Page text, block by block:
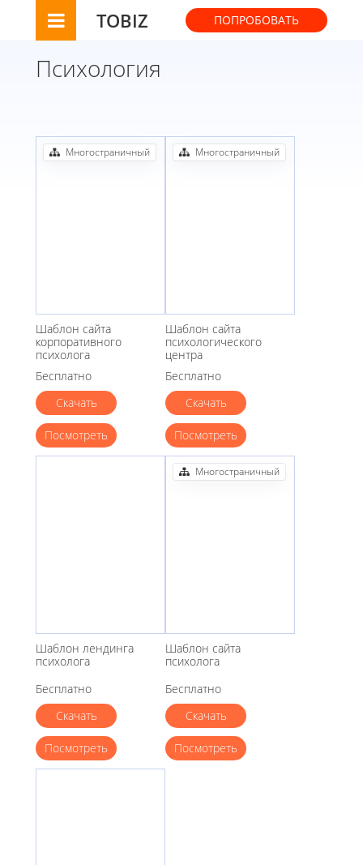
TOBIZ ПОПРОБОВАТЬ
Психология
Шаблон сайта
корпоративного
психолога
Бесплатно
Скачать
Посмотреть
Многостраничный
Шаблон сайта
психологического
центра
Бесплатно
Скачать
Посмотреть
Многостраничный
Шаблон лендинга
психолога
Бесплатно
Скачать
Посмотреть
Шаблон сайта
психолога
Бесплатно
Скачать
Посмотреть
Многостраничный